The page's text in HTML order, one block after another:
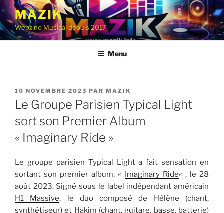
Aller
contenu
principal
MAZIK
Webzine Musical depuis 2017
Menu
PUBLIÉ
LE
10 NOVEMBRE 2023 PAR MAZIK
Le Groupe Parisien Typical Light
sort son Premier Album
« Imaginary Ride »
Le groupe parisien Typical Light a fait sensation en
sortant son premier album, « Imaginary Ride« , le 28
août 2023. Signé sous le label indépendant américain
H1 Massive, le duo composé de Hélène (chant,
synthétiseur) et Hakim (chant, guitare, basse, batterie)